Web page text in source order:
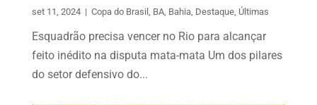
set 11, 2024 | Copa do Brasil , BA, Bahia, Destaque, Últimas
Esquadrão precisa vencer no Rio para alcançar
feito inédito na disputa mata-mata Um dos pilares
do setor defensivo do...